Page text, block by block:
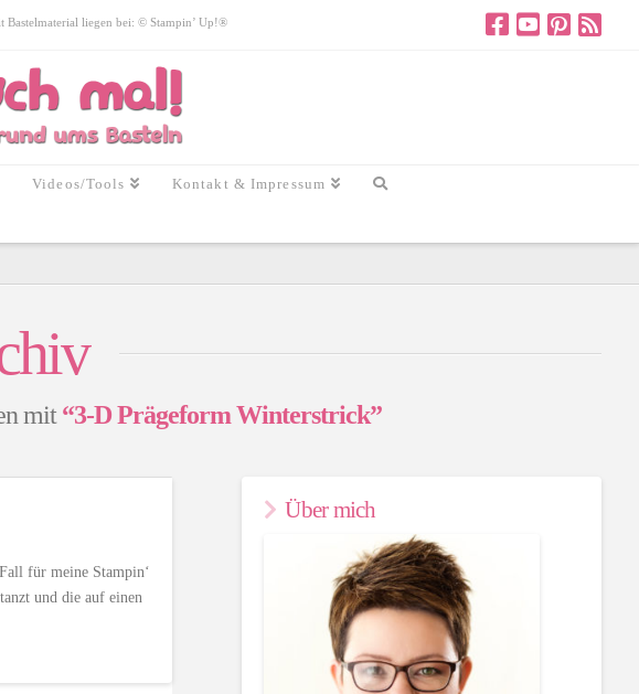
Bastelmaterial liegen bei: © Stampin’ Up!®
Videos/Tools Kontakt & Impressum
mit“3-D Prägeform Winterstrick”
für meine Stampin‘
und die auf einen
Über mich